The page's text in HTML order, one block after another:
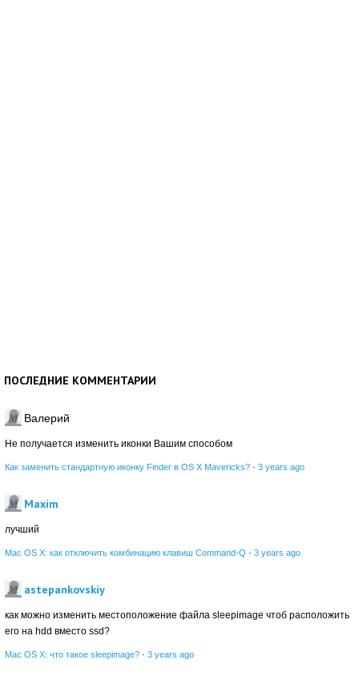
ПОСЛЕДНИЕ КОММЕНТАРИИ
Валерий
Не получается изменить иконки Вашим способом
Как заменить стандартную иконку Finder в OS X Mavericks? · 3 years ago
Maxim
лучший
Mac OS X: как отключить комбинацию клавиш Command-Q · 3 years ago
astepankovskiy
как можно изменить местоположение файла sleepimage чтоб расположить
его на hdd вместо ssd?
Mac OS X: что такое sleepimage? · 3 years ago